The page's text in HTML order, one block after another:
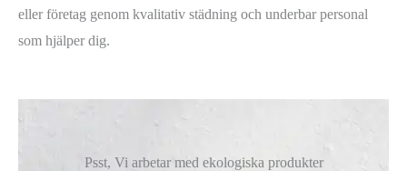
eller företag genom kvalitativ städning och underbar personal
som hjälper dig.
Psst, Vi arbetar med ekologiska produkter